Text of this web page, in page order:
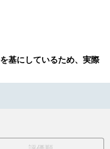
基にしているため、実際